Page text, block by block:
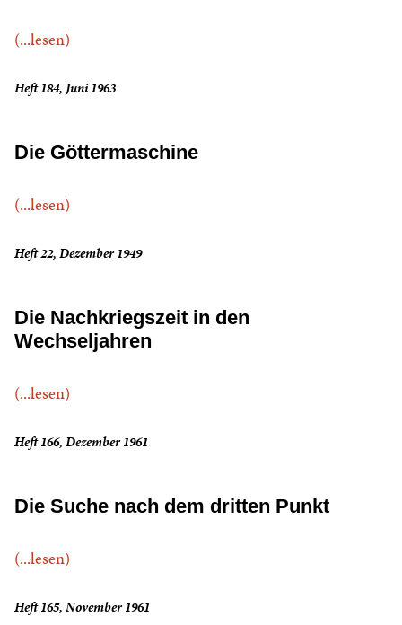
(...lesen)
Heft 184, Juni 1963
Die Göttermaschine
(...lesen)
Heft 22, Dezember 1949
Die Nachkriegszeit in den
Wechseljahren
(...lesen)
Heft 166, Dezember 1961
Die Suche nach dem dritten Punkt
(...lesen)
Heft 165, November 1961